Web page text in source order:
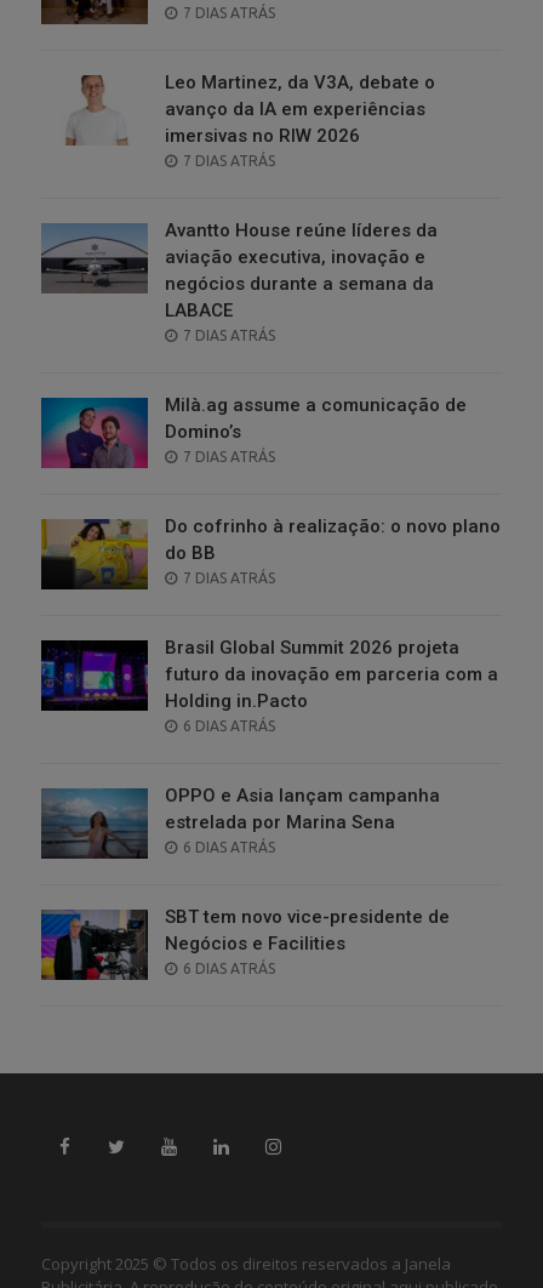
POSTED
7 DIAS ATRÁS
Leo Martinez, da V3A, debate o
avanço da IA em experiências
imersivas no RIW 2026
POSTED
7 DIAS ATRÁS
Avantto House reúne líderes da
aviação executiva, inovação e
negócios durante a semana da
LABACE
POSTED
7 DIAS ATRÁS
Milà.ag assume a comunicação de
Domino’s
POSTED
7 DIAS ATRÁS
Do cofrinho à realização: o novo plano
do BB
POSTED
7 DIAS ATRÁS
Brasil Global Summit 2026 projeta
futuro da inovação em parceria com a
Holding in.Pacto
POSTED
6 DIAS ATRÁS
OPPO e Asia lançam campanha
estrelada por Marina Sena
POSTED
6 DIAS ATRÁS
SBT tem novo vice-presidente de
Negócios e Facilities
POSTED
6 DIAS ATRÁS
Copyright 2025 © Todos os direitos reservados a Janela